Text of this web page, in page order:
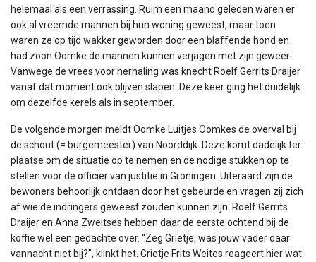
helemaal als een verrassing. Ruim een maand geleden waren er
ook al vreemde mannen bij hun woning geweest, maar toen
waren ze op tijd wakker geworden door een blaffende hond en
had zoon Oomke de mannen kunnen verjagen met zijn geweer.
Vanwege de vrees voor herhaling was knecht Roelf Gerrits Draijer
vanaf dat moment ook blijven slapen. Deze keer ging het duidelijk
om dezelfde kerels als in september.
De volgende morgen meldt Oomke Luitjes Oomkes de overval bij
de schout (= burgemeester) van Noorddijk. Deze komt dadelijk ter
plaatse om de situatie op te nemen en de nodige stukken op te
stellen voor de officier van justitie in Groningen. Uiteraard zijn de
bewoners behoorlijk ontdaan door het gebeurde en vragen zij zich
af wie de indringers geweest zouden kunnen zijn. Roelf Gerrits
Draijer en Anna Zweitses hebben daar de eerste ochtend bij de
koffie wel een gedachte over. “Zeg Grietje, was jouw vader daar
vannacht niet bij?”, klinkt het. Grietje Frits Weites reageert hier wat